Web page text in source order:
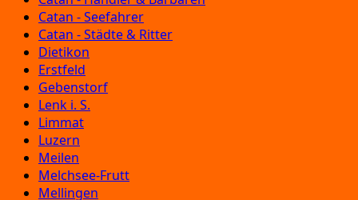
Catan - Seefahrer
Catan - Städte & Ritter
Dietikon
Erstfeld
Gebenstorf
Lenk i. S.
Limmat
Luzern
Meilen
Melchsee-Frutt
Mellingen